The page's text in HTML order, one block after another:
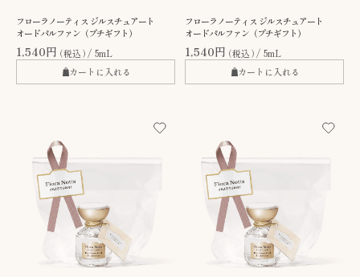
フローラノーティス ジルスチュアート
オードパルファン（プチギフト）
1,540円（税込） 5mL
カートに入れる
フローラノーティス ジルスチュアート
オードパルファン（プチギフト）
1,540円（税込） 5mL
カートに入れる